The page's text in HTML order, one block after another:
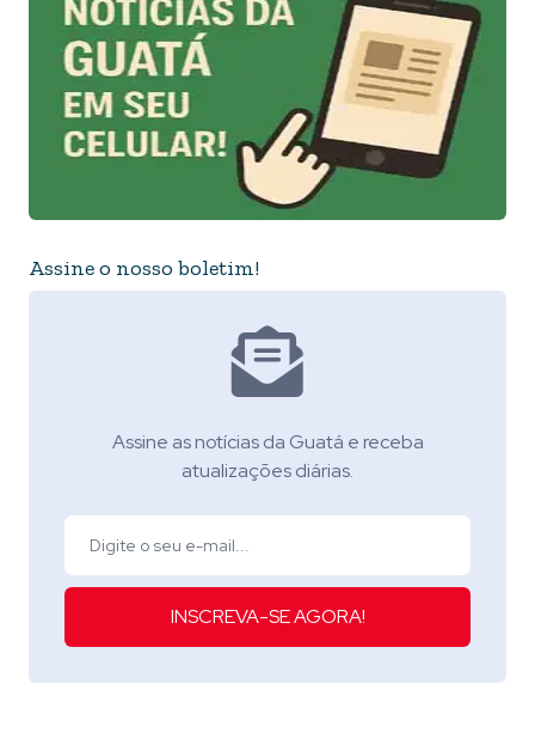
Assine o nosso boletim!
Assine as notícias da Guatá e receba
atualizações diárias.
INSCREVA-SE AGORA!